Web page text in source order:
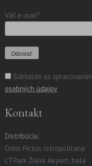
Váš e-mail*
Súhlasím so spracovaním
osobných údajov
Kontakt
Distribúcia:
Orbis Pictus Istropolitana
CTPark Žilina Airport, hala